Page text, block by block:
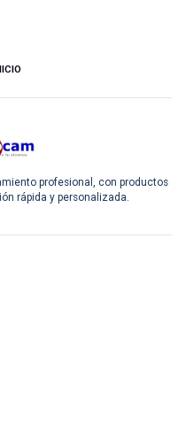
profesional, con productos
rápida y personalizada.